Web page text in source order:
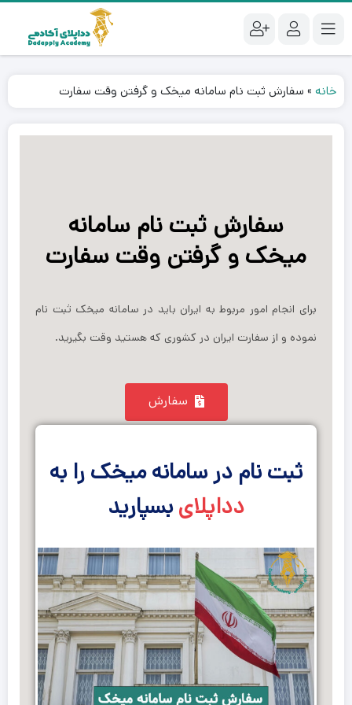
خانه » سفارش ثبت نام سامانه میخک و گرفتن وقت سفارت
سفارش ثبت نام سامانه
میخک و گرفتن وقت سفارت
برای انجام امور مربوط به ایران باید در سامانه میخک ثبت نام
نموده و از سفارت ایران در کشوری که هستید وقت بگیرید.
سفارش
ثبت نام در سامانه میخک را به
دداپلایبسپارید